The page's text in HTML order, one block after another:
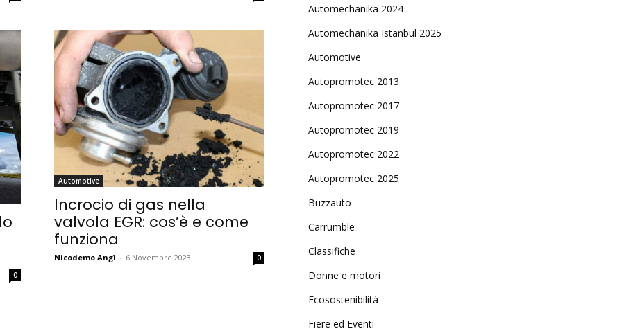
MY INFORICAMBI
Username
Password
Ricordami
0
Automotive
Incrocio di gas nella
valvola EGR: cos’è e come
funziona
Nicodemo Angì - 6 Novembre 2023 0
Automechanika 2024
Automechanika Istanbul 2025
Automotive
Autopromotec 2013
Autopromotec 2017
Autopromotec 2019
Autopromotec 2022
Autopromotec 2025
Buzzauto
Carrumble
Classifiche
Donne e motori
Ecosostenibilità
Fiere ed Eventi